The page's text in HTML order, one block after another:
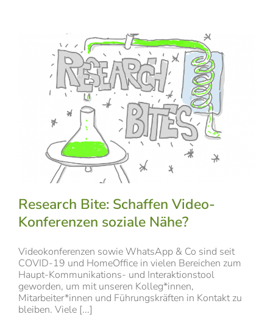
Research Bite: Schaffen Video-
Konferenzen soziale Nähe?
Videokonferenzen sowie WhatsApp & Co sind seit
COVID-19 und HomeOffice in vielen Bereichen zum
Haupt-Kommunikations- und Interaktionstool
geworden, um mit unseren Kolleg*innen,
Mitarbeiter*innen und Führungskräften in Kontakt zu
bleiben. Viele [...]